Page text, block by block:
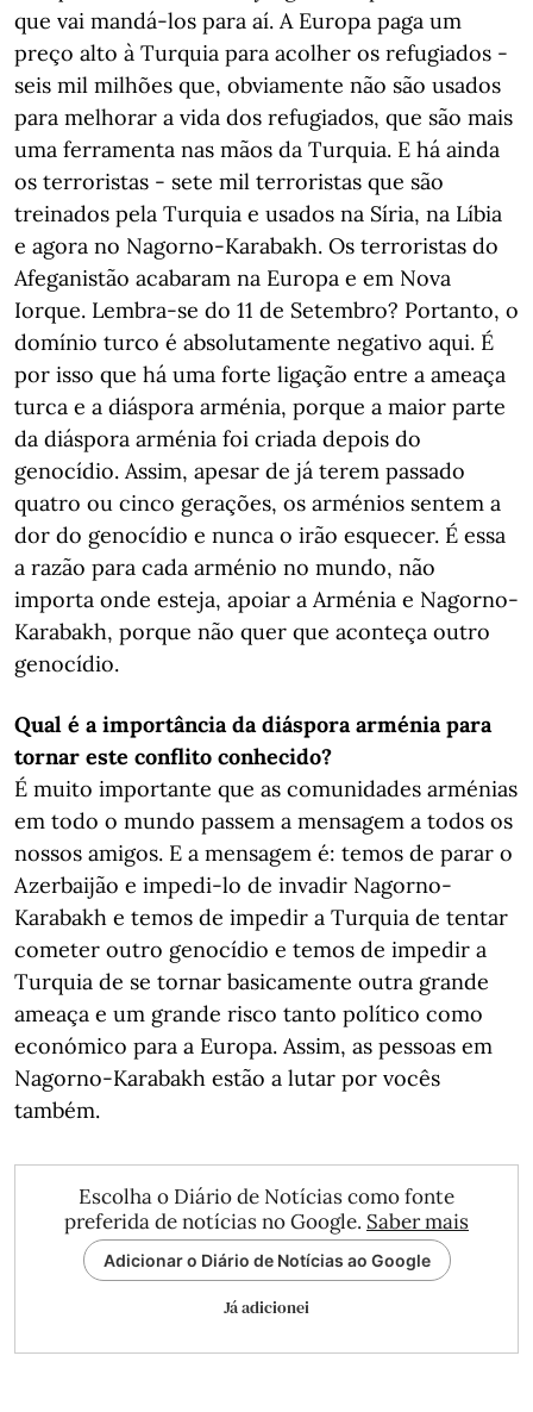
que vai mandá-los para aí. A Europa paga um
preço alto à Turquia para acolher os refugiados -
seis mil milhões que, obviamente não são usados
para melhorar a vida dos refugiados, que são mais
uma ferramenta nas mãos da Turquia. E há ainda
os terroristas - sete mil terroristas que são
treinados pela Turquia e usados na Síria, na Líbia
e agora no Nagorno-Karabakh. Os terroristas do
Afeganistão acabaram na Europa e em Nova
Iorque. Lembra-se do 11 de Setembro? Portanto, o
domínio turco é absolutamente negativo aqui. É
por isso que há uma forte ligação entre a ameaça
turca e a diáspora arménia, porque a maior parte
da diáspora arménia foi criada depois do
genocídio. Assim, apesar de já terem passado
quatro ou cinco gerações, os arménios sentem a
dor do genocídio e nunca o irão esquecer. É essa
a razão para cada arménio no mundo, não
importa onde esteja, apoiar a Arménia e Nagorno-
Karabakh, porque não quer que aconteça outro
genocídio.
Qual é a importância da diáspora arménia para
tornar este conflito conhecido?
É muito importante que as comunidades arménias
em todo o mundo passem a mensagem a todos os
nossos amigos. E a mensagem é: temos de parar o
Azerbaijão e impedi-lo de invadir Nagorno-
Karabakh e temos de impedir a Turquia de tentar
cometer outro genocídio e temos de impedir a
Turquia de se tornar basicamente outra grande
ameaça e um grande risco tanto político como
económico para a Europa. Assim, as pessoas em
Nagorno-Karabakh estão a lutar por vocês
também.
Escolha o Diário de Notícias como fonte
preferida de notícias no Google. Saber mais
Adicionar o Diário de Notícias ao Google
Já adicionei